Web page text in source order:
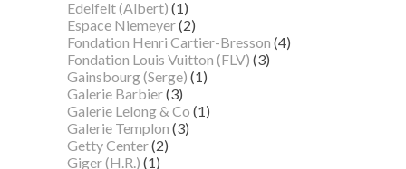
Edelfelt (Albert) (1)
Espace Niemeyer(2)
Fondation Henri Cartier-Bresson (4)
Fondation Louis Vuitton (FLV) (3)
Gainsbourg (Serge) (1)
Galerie Barbier(3)
Galerie Lelong & Co (1)
Galerie Templon (3)
Getty Center(2)
Giger (H.R.) (1)